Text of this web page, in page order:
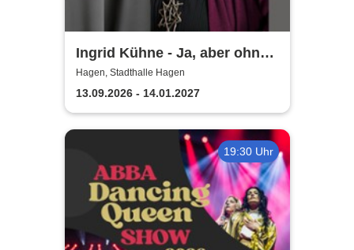
Ingrid Kühne - Ja, aber ohne
mich!
Hagen, Stadthalle Hagen
13.09.2026 - 14.01.2027
19:30 Uhr